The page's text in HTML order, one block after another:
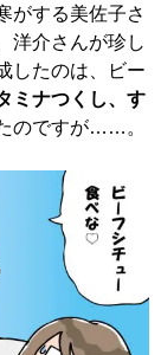
がする美佐子さ
洋介さんが珍し
したのは、ビー
ミナつくし、す
のですが……。